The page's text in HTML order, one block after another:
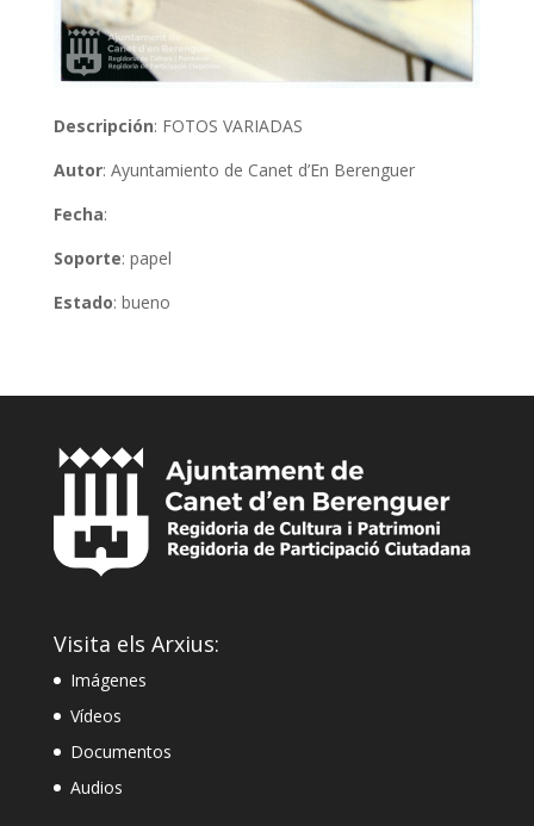
Descripción: FOTOS VARIADAS
Autor: Ayuntamiento de Canet d’En Berenguer
Fecha:
Soporte: papel
Estado: bueno
Visita els Arxius:
Imágenes
Vídeos
Documentos
Audios